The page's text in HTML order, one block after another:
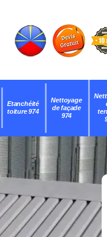
Etanchéité
toiture 974
Nettoyage
de façade
974